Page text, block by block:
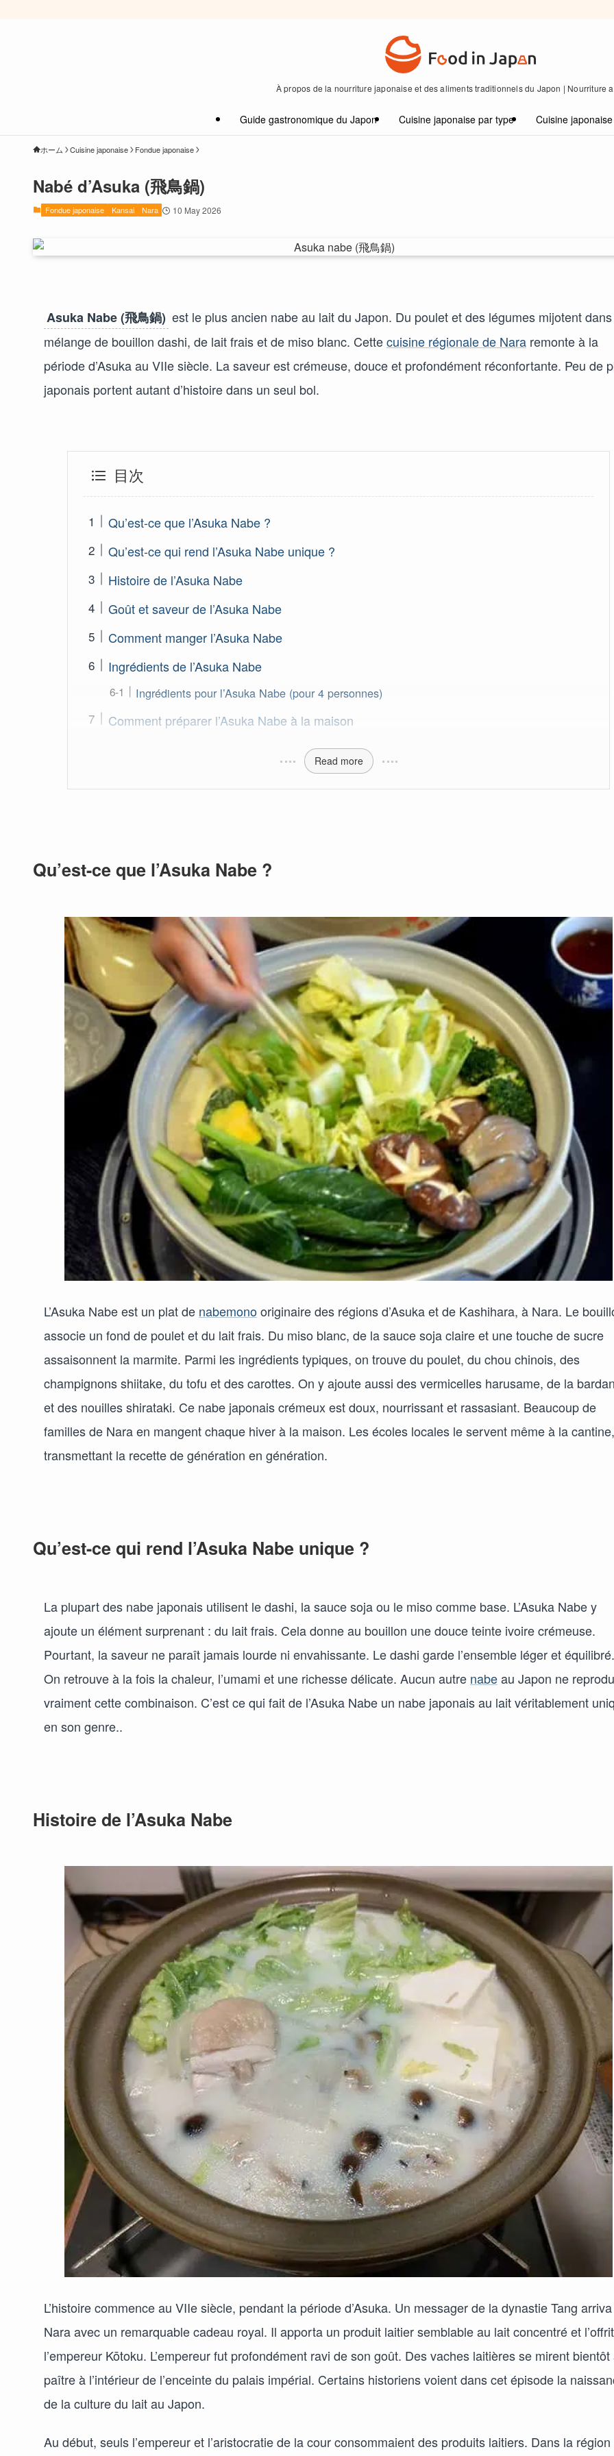
À propos de la nourriture japonaise et des aliments traditionnels du Japon | Nourriture
Guide gastronomique du Japon Cuisine japonaise par type Cuisine
ホーム Cuisine japonaise Fondue japonaise
Nabé d’Asuka (飛鳥鍋)
Fondue japonaise Kansai Nara 10 May 2026
Asuka Nabe (飛鳥鍋) est le plus ancien nabe au lait du Japon. Du poulet et des légumes mijotent
mélange de bouillon dashi, de lait frais et de miso blanc. Cettecuisine régionale de Nara remonte à la
période d’Asuka au VIIe siècle. La saveur est crémeuse, douce et profondément réconfortante. Peu de
japonais portent autant d’histoire dans un seul bol.
目次
Qu’est-ce que l’Asuka Nabe ?
Qu’est-ce qui rend l’Asuka Nabe unique ?
Histoire de l’Asuka Nabe
Goût et saveur de l’Asuka Nabe
Comment manger l’Asuka Nabe
Ingrédients de l’Asuka Nabe
Ingrédients pour l’Asuka Nabe (pour 4 personnes)
Comment préparer l’Asuka Nabe à la maison
Read more
Qu’est-ce que l’Asuka Nabe ?
L’Asuka Nabe est un plat de nabemonooriginaire des régions d’Asuka et de Kashihara, à Nara. Le
associe un fond de poulet et du lait frais. Du miso blanc, de la sauce soja claire et une touche de sucre
assaisonnent la marmite. Parmi les ingrédients typiques, on trouve du poulet, du chou chinois, des
champignons shiitake, du tofu et des carottes. On y ajoute aussi des vermicelles harusame, de la
et des nouilles shirataki. Ce nabe japonais crémeux est doux, nourrissant et rassasiant. Beaucoup de
familles de Nara en mangent chaque hiver à la maison. Les écoles locales le servent même à la cantine,
transmettant la recette de génération en génération.
Qu’est-ce qui rend l’Asuka Nabe unique ?
La plupart des nabe japonais utilisent le dashi, la sauce soja ou le miso comme base. L’Asuka Nabe y
ajoute un élément surprenant : du lait frais. Cela donne au bouillon une douce teinte ivoire crémeuse.
Pourtant, la saveur ne paraît jamais lourde ni envahissante. Le dashi garde l’ensemble léger et équilibré.
On retrouve à la fois la chaleur, l’umami et une richesse délicate. Aucun autre nabeau Japon ne
vraiment cette combinaison. C’est ce qui fait de l’Asuka Nabe un nabe japonais au lait véritablement
en son genre..
Histoire de l’Asuka Nabe
L’histoire commence au VIIe siècle, pendant la période d’Asuka. Un messager de la dynastie Tang
Nara avec un remarquable cadeau royal. Il apporta un produit laitier semblable au lait concentré et
l’empereur Kōtoku. L’empereur fut profondément ravi de son goût. Des vaches laitières se mirent bientôt
paître à l’intérieur de l’enceinte du palais impérial. Certains historiens voient dans cet épisode la
de la culture du lait au Japon.
Au début, seuls l’empereur et l’aristocratie de la cour consommaient des produits laitiers. Dans la région